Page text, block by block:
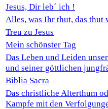
Jesus, Dir leb´ ich !
Alles, was Ihr thut, das thut
Treu zu Jesus
Mein schönster Tag
Das Leben und Leiden
und seiner göttlichen
Biblia Sacra
Das christliche Alterthum
Kampfe mit den